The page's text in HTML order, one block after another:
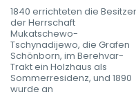
1840 errichteten die Besitzer
der Herrschaft
Mukatschewo-
Tschynadijewo, die Grafen
Schönborn, im Berehvar-
Trakt ein Holzhaus als
Sommerresidenz, und 1890
wurde an